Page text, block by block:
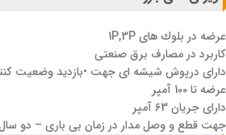
عرضه در بلوك های 1P,3P
كاربرد در مصارف برق صنعتی
دارای درپوش شيشه ای جهت •بازديد وضعيت
عرضه تا 100 آمپر
دارای جریان 63 آمپر
جهت قطع و وصل مدار در زمان بی باری – دو